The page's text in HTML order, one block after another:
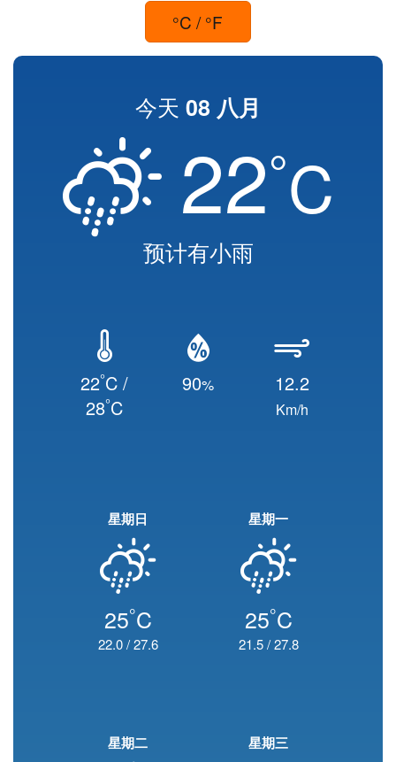
°C / °F
今天 08 八月
22°C
预计有小雨
22°C /
28°C
90% 12.2
Km/h
星期日
25°C
22.0/27.6
星期一
25°C
21.5/27.8
星期二 星期三